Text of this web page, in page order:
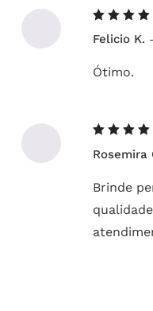
5de 5
Felicio K.
Ótimo.
5de 5
Rosemira
Brinde